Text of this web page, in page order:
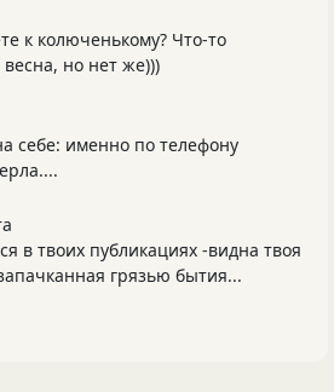
к колюченькому? Что-то
но нет же)))
себе: именно по телефону
в твоих публикациях -видна твоя
грязью бытия...